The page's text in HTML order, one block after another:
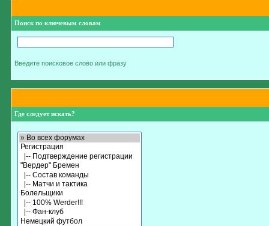
Поиск по ключевым словам
Введите поисковое слово или фразу
Где следует искать?